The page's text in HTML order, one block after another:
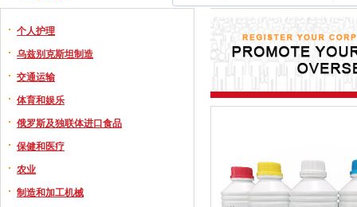
个人护理
乌兹别克斯坦制造
交通运输
体育和娱乐
俄罗斯及独联体进口食品
保健和医疗
农业
制造和加工机械